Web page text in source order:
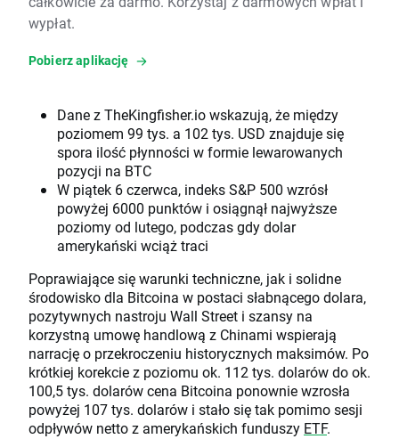
wypłat.
Pobierz aplikację
Dane z TheKingfisher.io wskazują, że między
poziomem 99 tys. a 102 tys. USD znajduje się
spora ilość płynności w formie lewarowanych
pozycji na BTC
W piątek 6 czerwca, indeks S&P 500 wzrósł
powyżej 6000 punktów i osiągnął najwyższe
poziomy od lutego, podczas gdy dolar
amerykański wciąż traci
Poprawiające się warunki techniczne, jak i solidne
środowisko dla Bitcoina w postaci słabnącego dolara,
pozytywnych nastroju Wall Street i szansy na
korzystną umowę handlową z Chinami wspierają
narrację o przekroczeniu historycznych maksimów. Po
krótkiej korekcie z poziomu ok. 112 tys. dolarów do ok.
100,5 tys. dolarów cena Bitcoina ponownie wzrosła
powyżej 107 tys. dolarów i stało się tak pomimo sesji
odpływów netto z amerykańskich funduszy ETF.